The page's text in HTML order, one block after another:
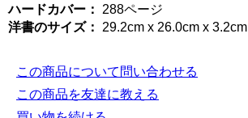
ハードカバー：
288ページ
洋書のサイズ：
29.2cm x 26.0cm x 3.2cm
この商品について問い合わせる
この商品を友達に教える